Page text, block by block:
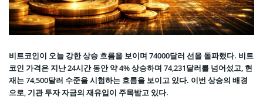
비트코인이 오늘 강한 상승 흐름을 보이며 74000달러 선을 돌파했다. 비트
코인 가격은 지난 24시간 동안 약 4% 상승하며 74,231달러를 넘어섰고, 현
재는 74,500달러 수준을 시험하는 흐름을 보이고 있다. 이번 상승의 배경
으로, 기관 투자 자금의 재유입이 주목받고 있다.